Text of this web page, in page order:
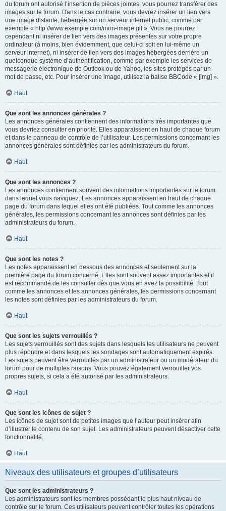
du forum ont autorisé l’insertion de pièces jointes, vous pourrez transférer des
images sur le forum. Dans le cas contraire, vous devrez insérer un lien vers
une image distante, hébergée sur un serveur internet public, comme par
exemple « http://www.exemple.com/mon-image.gif ». Vous ne pourrez
cependant ni insérer de lien vers des images présentes sur votre propre
ordinateur (à moins, bien évidemment, que celui-ci soit en lui-même un
serveur internet), ni insérer de lien vers des images hébergées derrière un
quelconque système d’authentification, comme par exemple les services de
messagerie électronique de Outlook ou de Yahoo, les sites protégés par un
mot de passe, etc. Pour insérer une image, utilisez la balise BBCode « [img] ».
Haut
Que sont les annonces générales ?
Les annonces générales contiennent des informations très importantes que
vous devriez consulter en priorité. Elles apparaissent en haut de chaque forum
et dans le panneau de contrôle de l’utilisateur. Les permissions concernant les
annonces générales sont définies par les administrateurs du forum.
Haut
Que sont les annonces ?
Les annonces contiennent souvent des informations importantes sur le forum
dans lequel vous naviguez. Les annonces apparaissent en haut de chaque
page du forum dans lequel elles ont été publiées. Tout comme les annonces
générales, les permissions concernant les annonces sont définies par les
administrateurs du forum.
Haut
Que sont les notes ?
Les notes apparaissent en dessous des annonces et seulement sur la
première page du forum concerné. Elles sont souvent assez importantes et il
est recommandé de les consulter dès que vous en avez la possibilité. Tout
comme les annonces et les annonces générales, les permissions concernant
les notes sont définies par les administrateurs du forum.
Haut
Que sont les sujets verrouillés ?
Les sujets verrouillés sont des sujets dans lesquels les utilisateurs ne peuvent
plus répondre et dans lesquels les sondages sont automatiquement expirés.
Les sujets peuvent être verrouillés par un administrateur ou un modérateur du
forum pour de multiples raisons. Vous pouvez également verrouiller vos
propres sujets, si cela a été autorisé par les administrateurs.
Haut
Que sont les icônes de sujet ?
Les icônes de sujet sont de petites images que l’auteur peut insérer afin
d’illustrer le contenu de son sujet. Les administrateurs peuvent désactiver cette
fonctionnalité.
Haut
Niveaux des utilisateurs et groupes d’utilisateurs
Que sont les administrateurs ?
Les administrateurs sont les membres possédant le plus haut niveau de
contrôle sur le forum. Ces utilisateurs peuvent contrôler toutes les opérations